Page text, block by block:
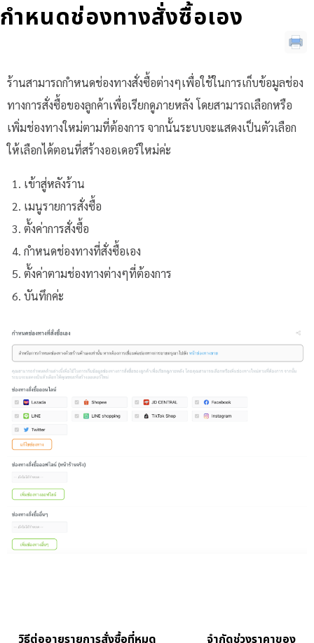
กำหนดช่องทางสั่งซื้อเอง
ร้านสามารถกำหนดช่องทางสั่งซื้อต่างๆเพื่อใช้ในการเก็บข้อมูลช่อง
ทางการสั่งซื้อของลูกค้าเพื่อเรียกดูภายหลัง โดยสามารถเลือกหรือ
เพิ่มช่องทางใหม่ตามที่ต้องการ จากนั้นระบบจะแสดงเป็นตัวเลือก
ให้เลือกได้ตอนที่สร้างออเดอร์ใหม่ค่ะ
เข้าสู่หลังร้าน
เมนูรายการสั่งซื้อ
ตั้งค่าการสั่งซื้อ
กำหนดช่องทางที่สั่งซื้อเอง
ตั้งค่าตามช่องทางต่างๆที่ต้องการ
บันทึกค่ะ
วิธีต่ออายุรายการสั่งซื้อที่หมด จำกัดช่วงราคาของ